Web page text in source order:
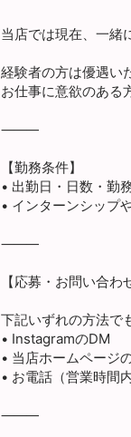
当店では現在、一緒
経験者の方は優遇い
お仕事に意欲のある
⸻
【勤務条件】
• 出勤日・日数・勤
• インターンシップ
⸻
【応募・お問い合わ
下記いずれの方法で
• InstagramのDM
• 当店ホームページ
• お電話（営業時間内
⸻